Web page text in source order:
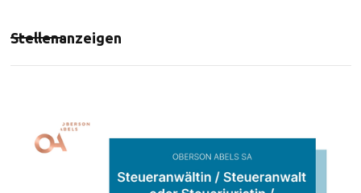
Stellenanzeigen